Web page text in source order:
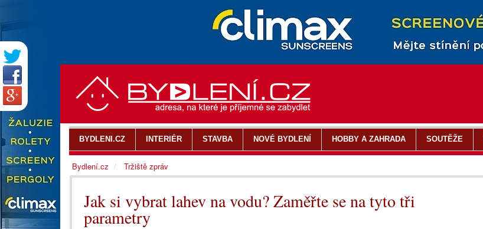
Jak si vybrat lahev na vodu? Zaměřte se na tyto tři
parametry
BYDLENI.CZ INTERIÉR STAVBA NOVÉ BYDLENÍ HOBBY A ZAHRADA SOUTĚŽE
Bydlení.cz Tržiště zpráv